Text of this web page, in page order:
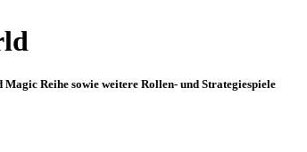
Reihe sowie weitere Rollen- und Strategiespiele